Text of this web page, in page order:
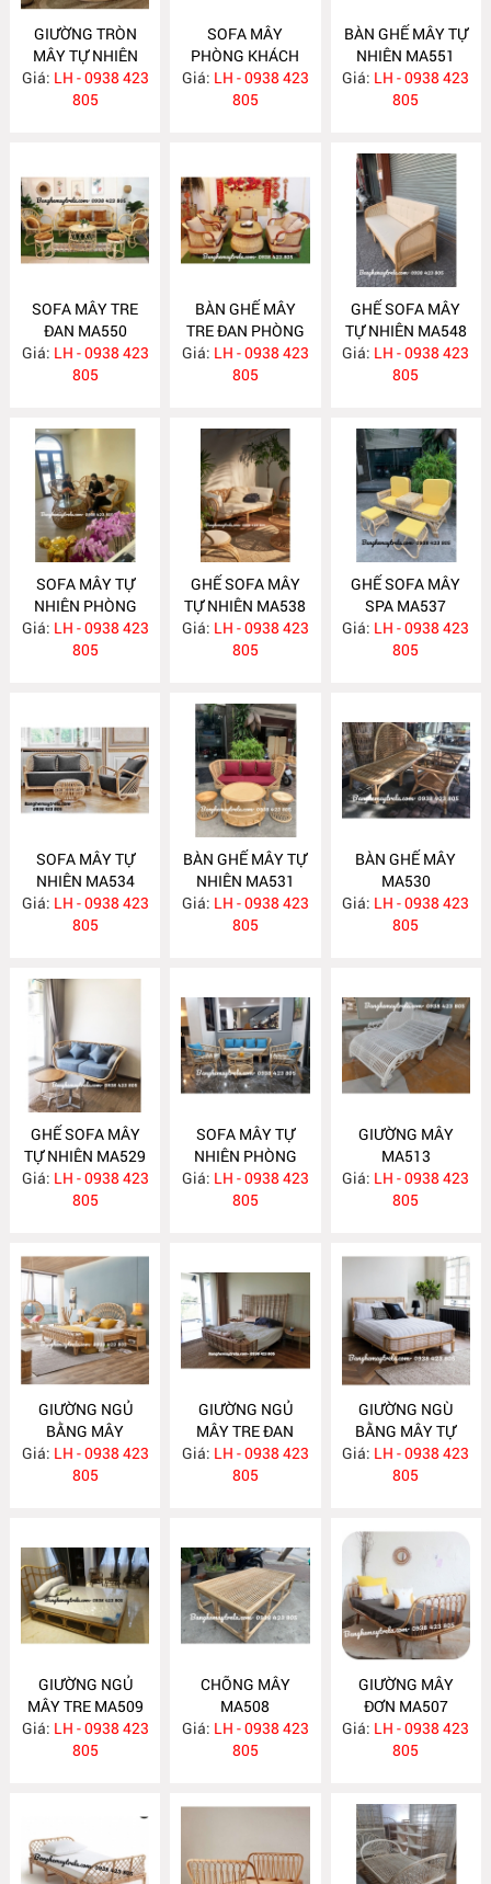
GIƯỜNG TRÒN
MÂY TỰ NHIÊN
MA563
Giá: LH - 0938 423
805
SOFA MÂY
PHÒNG KHÁCH
MA557
Giá: LH - 0938 423
805
BÀN GHẾ MÂY TỰ
NHIÊN MA551
Giá: LH - 0938 423
805
SOFA MÂY TRE
ĐAN MA550
Giá: LH - 0938 423
805
BÀN GHẾ MÂY
TRE ĐAN PHÒNG
KHÁCH MA549
Giá: LH - 0938 423
805
GHẾ SOFA MÂY
TỰ NHIÊN MA548
Giá: LH - 0938 423
805
SOFA MÂY TỰ
NHIÊN PHÒNG
KHÁCH MA547
Giá: LH - 0938 423
805
GHẾ SOFA MÂY
TỰ NHIÊN MA538
Giá: LH - 0938 423
805
GHẾ SOFA MÂY
SPA MA537
Giá: LH - 0938 423
805
SOFA MÂY TỰ
NHIÊN MA534
Giá: LH - 0938 423
805
BÀN GHẾ MÂY TỰ
NHIÊN MA531
Giá: LH - 0938 423
805
BÀN GHẾ MÂY
MA530
Giá: LH - 0938 423
805
GHẾ SOFA MÂY
TỰ NHIÊN MA529
Giá: LH - 0938 423
805
SOFA MÂY TỰ
NHIÊN PHÒNG
KHÁCH KIỂU HIỆN
ĐẠI MA523
Giá: LH - 0938 423
805
GIƯỜNG MÂY
MA513
Giá: LH - 0938 423
805
GIƯỜNG NGỦ
BẰNG MÂY
MA512
Giá: LH - 0938 423
805
GIƯỜNG NGỦ
MÂY TRE ĐAN
MA511
Giá: LH - 0938 423
805
GIƯỜNG NGÙ
BẰNG MÂY TỰ
NHIÊN MA510
Giá: LH - 0938 423
805
GIƯỜNG NGỦ
MÂY TRE MA509
Giá: LH - 0938 423
805
CHÕNG MÂY
MA508
Giá: LH - 0938 423
805
GIƯỜNG MÂY
ĐƠN MA507
Giá: LH - 0938 423
805